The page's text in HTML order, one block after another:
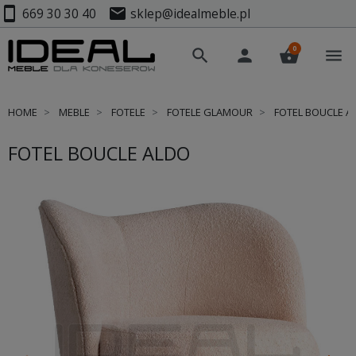
smartphone 669 30 30 40 mail sklep@idealmeble.pl
search person shopping_basket
0 menu
HOME MEBLE FOTELE FOTELE GLAMOUR FOTEL BOUCLE
FOTEL BOUCLE ALDO